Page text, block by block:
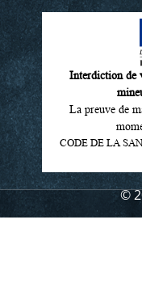
Interdiction de
La preuve de
CODE DE LA
©